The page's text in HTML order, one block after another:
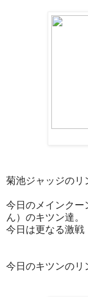
菊池ジャッジの
今日のメインクー
ん）のキツン達
今日は更なる激戦
今日のキツンの